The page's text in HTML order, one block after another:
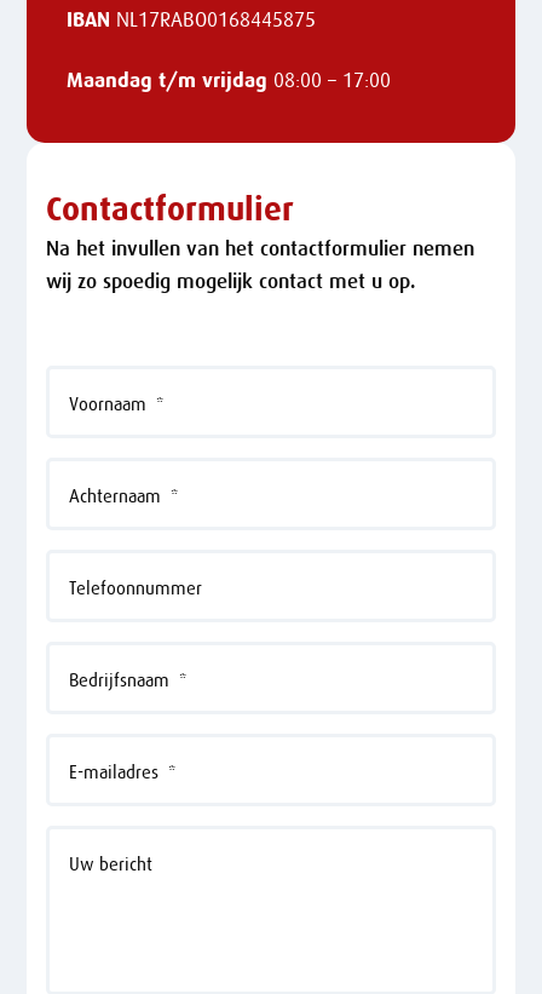
IBAN NL17RABO0168445875
Maandag t/m vrijdag 08:00 – 17:00
Contactformulier
Na het invullen van het contactformulier nemen
wij zo spoedig mogelijk contact met u op.
Voornaam *
Achternaam *
Telefoonnummer
Bedrijfsnaam *
E-mailadres *
Uw bericht